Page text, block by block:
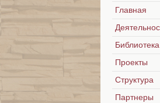
Главная
Библиотека
Проекты
Структура
Партнеры